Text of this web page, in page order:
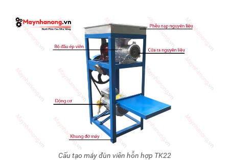
Cấu tạo máy đùn viên hỗn hợp TK22